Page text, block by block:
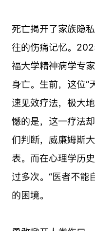
死亡揭开了家族隐
往的伤痛记忆。
福大学精神病学专
身亡。生前，这位“
速见效疗法，极大
憾的是，这一疗法
们判断，威廉姆斯
表。而在心理学历
过多次。“医者不能
的困境。